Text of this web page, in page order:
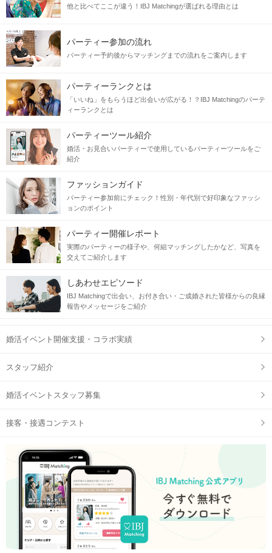
他と比べてここが違う！IBJ Matchingが選ばれる理由とは
パーティー参加の流れ
パーティー予約後からマッチングまでの流れをご案内します
パーティーランクとは
「いいね」をもらうほど出会いが広がる！？IBJ Matchingのパーテ
ィーランクとは
パーティーツール紹介
婚活・お見合いパーティーで使用しているパーティーツールをご
紹介
ファッションガイド
パーティー参加前にチェック！性別・年代別で好印象なファッシ
ョンのポイント
パーティー開催レポート
実際のパーティーの様子や、何組マッチングしたかなど、写真を
交えてご紹介します
しあわせエピソード
IBJ Matchingで出会い、お付き合い・ご成婚された皆様からの良縁
報告やメッセージをご紹介
婚活イベント開催支援・コラボ実績
スタッフ紹介
婚活イベントスタッフ募集
接客・接遇コンテスト